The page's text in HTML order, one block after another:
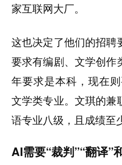
家互联网大厂。
这也决定了他们的招聘
要求有编剧、文学创作
年要求是本科，现在
文学类专业。文琪的兼
语专业八级，且成绩至
AI需要“裁判”“翻译”